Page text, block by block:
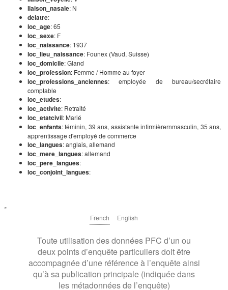
liaison_nasale: N
delatre:
loc_age: 65
loc_sexe: F
loc_naissance: 1937
loc_lieu_naissance: Founex (Vaud, Suisse)
loc_domicile: Gland
loc_profession: Femme / Homme au foyer
loc_professions_anciennes: employée de bureau/secrétaire
comptable
loc_etudes:
loc_activite: Retraité
loc_etatcivil: Marié
loc_enfants: féminin, 39 ans, assistante infirmièrernmasculin, 35 ans,
apprentissage d'employé de commerce
loc_langues: anglais, allemand
loc_mere_langues: allemand
loc_pere_langues:
loc_conjoint_langues:
French English
Toute utilisation des données PFC d’un ou
deux points d’enquête particuliers doit être
accompagnée d’une référence à l’enquête ainsi
qu’à sa publication principale (indiquée dans
les métadonnées de l’enquête)